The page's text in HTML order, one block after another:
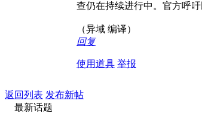
查仍在持续进行中。官方呼
（异域 编译）
回复
使用道具 举报
返回列表 发布新帖
最新话题